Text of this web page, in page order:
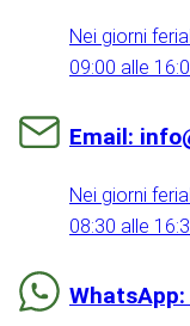
Nei giorni
09:00 alle
Email:
Nei giorni
08:30 alle